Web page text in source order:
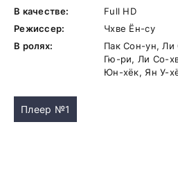
В качестве:
Full HD
Режиссер:
Чхве Ён-су
В ролях:
Пак Сон-ун,
Гю-ри, Ли Со-
Юн-хёк, Ян У-
Плеер №1